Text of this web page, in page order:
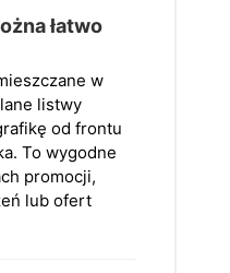
łatwo
w
listwy
od frontu
To wygodne
promocji,
lub ofert